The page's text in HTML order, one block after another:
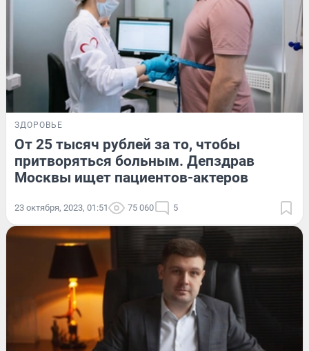
ЗДОРОВЬЕ
От 25 тысяч рублей за то, чтобы
притворяться больным. Депздрав
Москвы ищет пациентов-актеров
23 октября, 2023, 01:51 75 060 5